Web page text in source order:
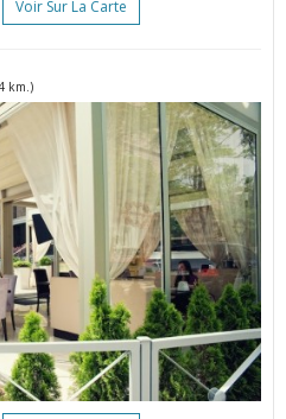
Voir Sur La Carte
km.)